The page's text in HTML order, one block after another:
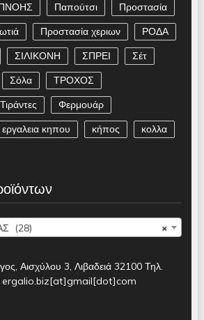
Παπούτσι
Προστασία
Προστασία χεριων
ΡΟΔΑ
ΣΙΛΙΚΟΝΗ ΣΠΡΕΙ
Σέτ
Σόλα
ΤΡΟΧΟΣ
Τιράντες
Φερμουάρ
εργαλεια κηπου κήπος
κολλα
×
(28)
Αισχύλου 3, Λιβαδειά 32100 Τηλ.
ergalio.biz[at]gmail[dot]com